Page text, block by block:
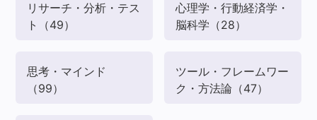
リサーチ・分析・テス
ト
（49）
心理学・行動経済学・
脳科学 （28）
思考・マインド
（99）
ツール・フレームワー
ク・方法論 （47）